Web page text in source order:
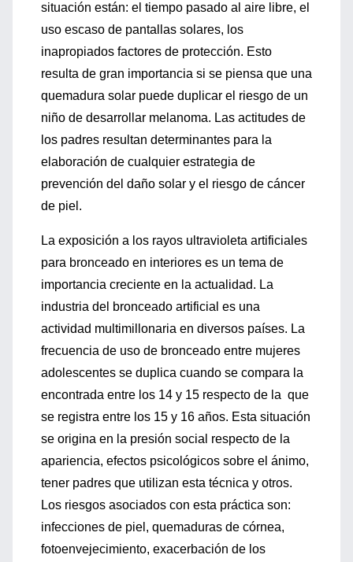
situación están: el tiempo pasado al aire libre, el
uso escaso de pantallas solares, los
inapropiados factores de protección. Esto
resulta de gran importancia si se piensa que una
quemadura solar puede duplicar el riesgo de un
niño de desarrollar melanoma. Las actitudes de
los padres resultan determinantes para la
elaboración de cualquier estrategia de
prevención del daño solar y el riesgo de cáncer
de piel.
La exposición a los rayos ultravioleta artificiales
para bronceado en interiores es un tema de
importancia creciente en la actualidad. La
industria del bronceado artificial es una
actividad multimillonaria en diversos países. La
frecuencia de uso de bronceado entre mujeres
adolescentes se duplica cuando se compara la
encontrada entre los 14 y 15 respecto de la que
se registra entre los 15 y 16 años. Esta situación
se origina en la presión social respecto de la
apariencia, efectos psicológicos sobre el ánimo,
tener padres que utilizan esta técnica y otros.
Los riesgos asociados con esta práctica son:
infecciones de piel, quemaduras de córnea,
fotoenvejecimiento, exacerbación de los